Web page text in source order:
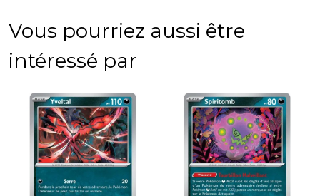
Vous pourriez aussi être
intéressé par